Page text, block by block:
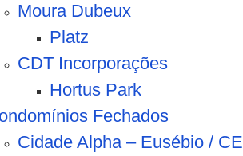
Moura Dubeux
Platz
CDT Incorporações
Hortus Park
Fechados
Cidade Alpha – Eusébio / CE